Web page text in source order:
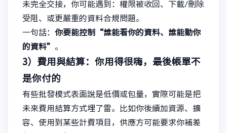
未完全交接，你可能遇到：權限被收回、下載/刪除
受阻、或更嚴重的資料合規問題。
一句話： 你要能控制“誰能看你的資料、誰能動你
的資料” 。
3）費用與結算：你用得很嗨，最後帳單不
是你付的
有些批發模式表面說是低價或包量，實際可能是把
未來費用結算方式埋了雷。比如你後續加資源、擴
容、使用到某些計費項目，供應方可能要求你補差